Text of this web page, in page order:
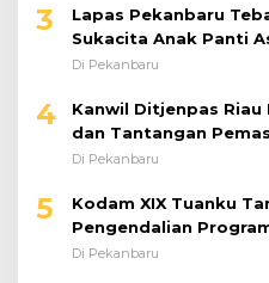
3
Lapas Pekanbaru
Sukacita Anak Panti
Bantuan Sosial
Di Pekanbaru
4
Kanwil Ditjenpas Riau
dan Tantangan
Bersama Komisi XIII
Di Pekanbaru
5
Kodam XIX Tuanku
Pengendalian
Doktrin TNI AD
Di Pekanbaru